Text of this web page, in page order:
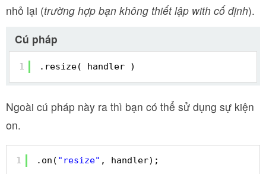
nhỏ lại (trường hợp bạn không thiết lập with cố định).
Cú pháp
1 .resize( handler )
Ngoài cú pháp này ra thì bạn có thể sử dụng sự kiện
on.
1 .on( "resize" , handler);